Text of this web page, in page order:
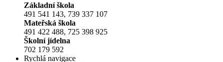
Základní škola
491 541 143, 739 337 107
Mateřská škola
491 422 488, 725 398 925
Školní jídelna
702 179 592
Rychlá navigace